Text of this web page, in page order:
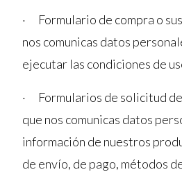
· Formulario de compra o
nos comunicas datos
ejecutar las condiciones de
· Formularios de solicitud
que nos comunicas datos
información de nuestros
de envío, de pago, métodos